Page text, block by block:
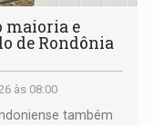
maioria e
de Rondônia
às 08:00
também